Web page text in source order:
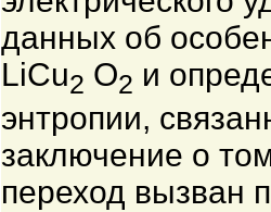
данных об
LiCu2 O2 и
энтропии,
заключение о
переход вызван